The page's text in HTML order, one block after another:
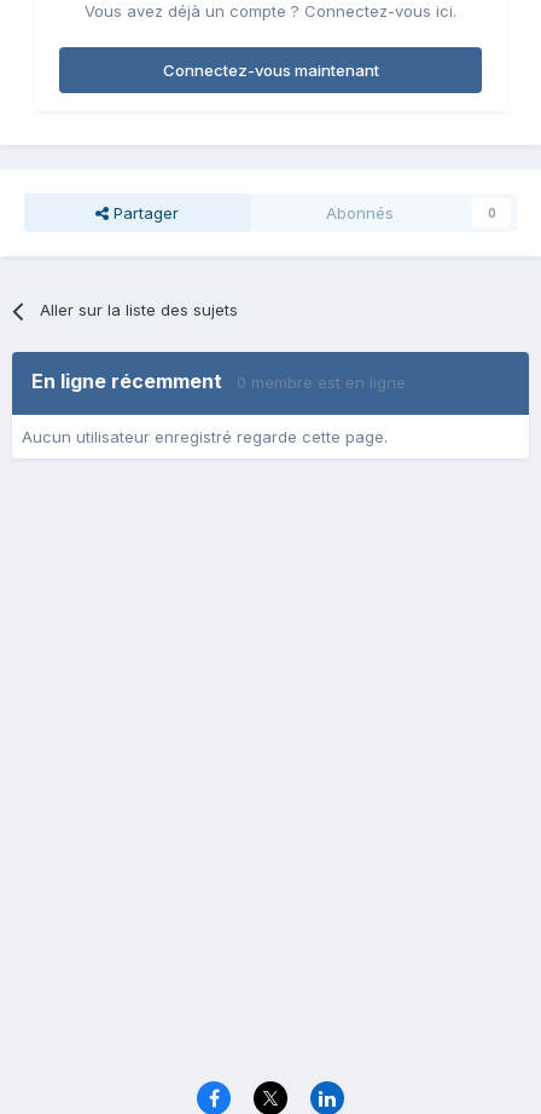
Vous avez déjà un compte ? Connectez-vous ici.
Connectez-vous maintenant
Partager Abonnés 0
Aller sur la liste des sujets
En ligne récemment 0 membre est en ligne
Aucun utilisateur enregistré regarde cette page.